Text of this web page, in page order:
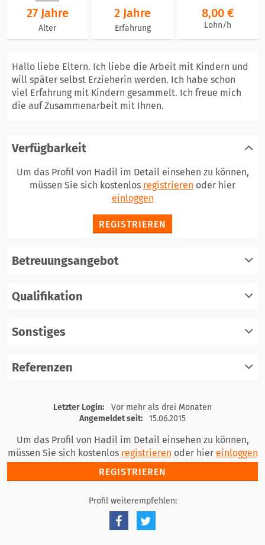
27 Jahre
Alter
2 Jahre
Erfahrung
8,00 €
Lohn/h
Hallo liebe Eltern. Ich liebe die Arbeit mit Kindern und
will später selbst Erzieherin werden. Ich habe schon
viel Erfahrung mit Kindern gesammelt. Ich freue mich
die auf Zusammenarbeit mit Ihnen.
Verfügbarkeit
Um das Profil von Hadil im Detail einsehen zu können,
müssen Sie sich kostenlos registrieren oder hier
einloggen
REGISTRIEREN
Betreuungsangebot
Qualifikation
Sonstiges
Referenzen
registrieren
einloggen
Letzter Login:
Vor mehr als drei Monaten
Angemeldet seit:
15.06.2015
Um das Profil von Hadil im Detail einsehen zu können,
müssen Sie sich kostenlos registrieren oder hier einloggen
REGISTRIEREN
Profil weiterempfehlen: